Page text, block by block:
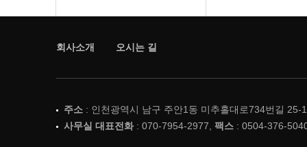
회사소개
회사소개 오시는 길
주소 : 인천광역시 남구 주안1동 미추홀대로734번길 25-
사무실 대표전화: 070-7954-2977, 팩스 : 0504-376-